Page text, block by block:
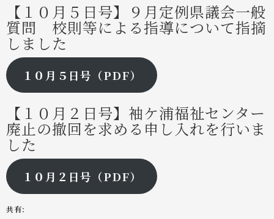
【１０月５日号】 ９月定例県議会一般
質問 校則等による指導について指摘
しました
１０月５日号（PDF）
【１０月２日号】 袖ケ浦福祉センター
廃止の撤回を求める申し入れを行いま
した
１０月２日号（PDF）
共有: